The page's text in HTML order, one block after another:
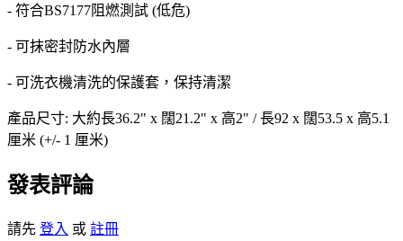
- 符合BS7177阻燃測試 (低危)
- 可抹密封防水內層
- 可洗衣機清洗的保護套，保持清潔
產品尺寸: 大約長36.2" x 闊21.2" x 高2" / 長92 x 闊53.5 x 高5.1
厘米 (+/- 1 厘米)
發表評論
請先 登入 或 註冊